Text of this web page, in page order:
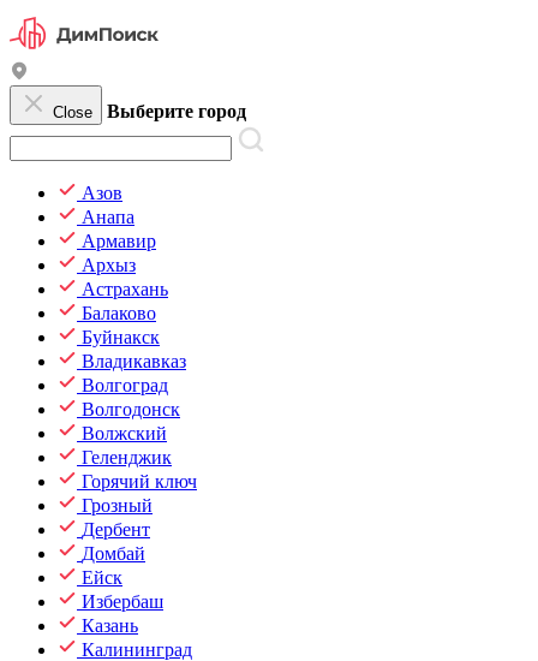
Close Выберите город
Азов
Анапа
Армавир
Архыз
Астрахань
Балаково
Буйнакск
Владикавказ
Волгоград
Волгодонск
Волжский
Геленджик
Горячий ключ
Грозный
Дербент
Домбай
Ейск
Избербаш
Казань
Калининград